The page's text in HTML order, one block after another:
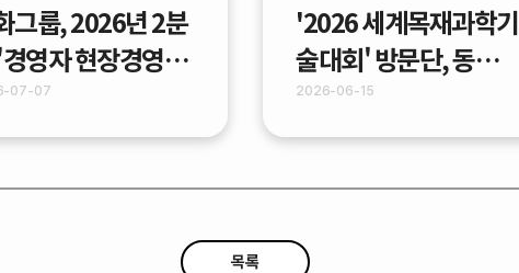
그룹, 2026년 2분
영자 현장경영
실시
07-07
'2026 세계목재과학기
술대회' 방문단, 동화기
업 PB공장 견학
2026-06-15
목록